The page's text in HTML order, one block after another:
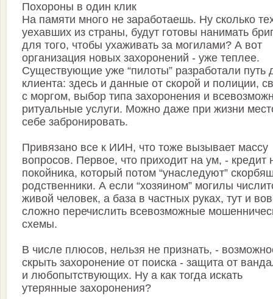
Похороны в один клик
На памяти много не заработаешь. Ну сколько
уехавших из страны, будут готовы нанимать
для того, чтобы ухаживать за могилами? А вот
организация новых захоронений - уже теплее.
Существующие уже “пилоты” разработали путь
клиента: здесь и данные от скорой и полиции,
с моргом, выбор типа захоронения и
ритуальные услуги. Можно даже при жизни
себе забронировать.
Привязано все к ИИН, что тоже вызывает массу
вопросов. Первое, что приходит на ум, - кредит
покойника, который потом “унаследуют”
родственники. А если “хозяином” могилы
живой человек, а база в частных руках, тут и
сложно перечислить всевозможные
схемы.
В числе плюсов, нельзя не признать, -
скрыть захоронение от поиска - защита от
и любопытствующих. Ну а как тогда искать
утерянные захоронения?